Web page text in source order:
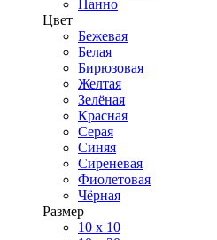
Панно
Цвет
Бежевая
Белая
Бирюзовая
Желтая
Зелёная
Красная
Серая
Синяя
Сиреневая
Фиолетовая
Чёрная
Размер
10 х 10